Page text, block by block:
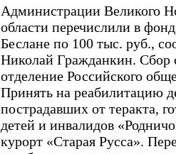
Администрации Великого
области перечислили в
Беслане по 100 тыс. руб.,
Николай Гражданкин. Сбор
отделение Российского
Принять на реабилитацию
пострадавших от теракта,
детей и инвалидов
курорт «Старая Русса».